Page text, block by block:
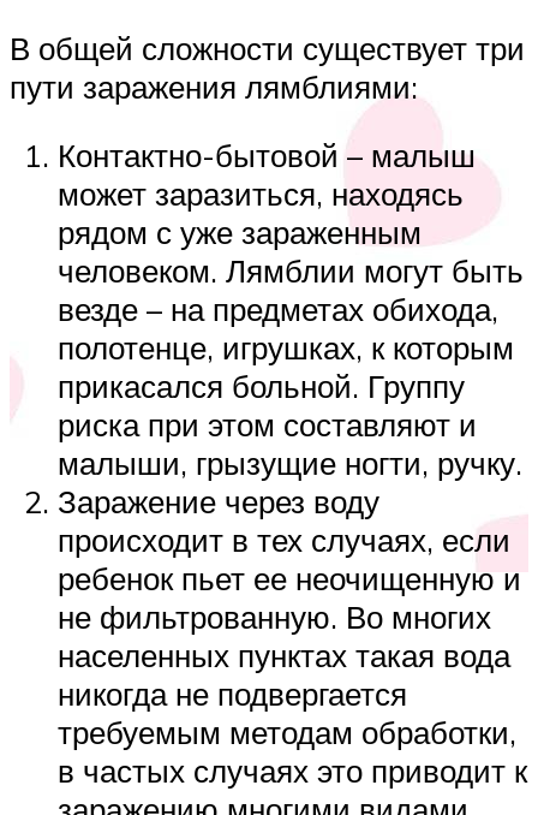
В общей сложности существует три
пути заражения лямблиями:
Контактно-бытовой – малыш
может заразиться, находясь
рядом с уже зараженным
человеком. Лямблии могут быть
везде – на предметах обихода,
полотенце, игрушках, к которым
прикасался больной. Группу
риска при этом составляют и
малыши, грызущие ногти, ручку.
Заражение через воду
происходит в тех случаях, если
ребенок пьет ее неочищенную и
не фильтрованную. Во многих
населенных пунктах такая вода
никогда не подвергается
требуемым методам обработки,
в частых случаях это приводит к